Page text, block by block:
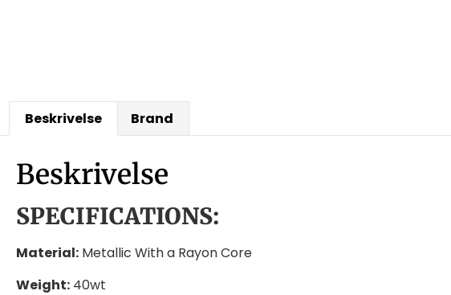
Beskrivelse Brand
Beskrivelse
SPECIFICATIONS:
Material: Metallic With a Rayon Core
Weight: 40wt